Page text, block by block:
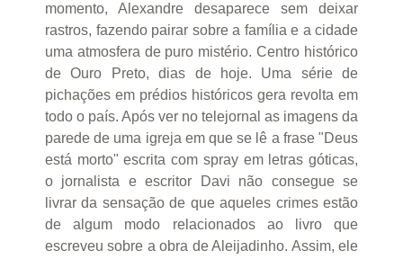
momento, Alexandre desaparece sem deixar
rastros, fazendo pairar sobre a família e a cidade
uma atmosfera de puro mistério. Centro histórico
de Ouro Preto, dias de hoje. Uma série de
pichações em prédios históricos gera revolta em
todo o país. Após ver no telejornal as imagens da
parede de uma igreja em que se lê a frase "Deus
está morto" escrita com spray em letras góticas,
o jornalista e escritor Davi não consegue se
livrar da sensação de que aqueles crimes estão
de algum modo relacionados ao livro que
escreveu sobre a obra de Aleijadinho. Assim, ele